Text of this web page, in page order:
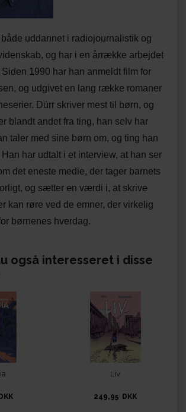
både uddannet i radiojournalistik og
og har i en årrække arbejdet
1990 har han anmeldt film for
og udgivet en lang række romaner
Dürr skriver mest til børn, og
blandt andet fra ting, han selv har
taler med sine børn om, og ting han
har udtalt i et interview, at han ser
det eneste medie, der tager barnets
og sætter en værdi i, at skrive
kan røre ved de emner, der virkelig
børnenes hverdag.
også interesseret i disse
Liv
249,95 DKK